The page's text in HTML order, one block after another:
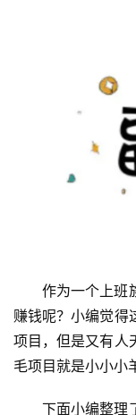
作为一个上班
赚钱呢？小编觉得
项目，但是又有人
毛项目就是小小小
下面小编整理